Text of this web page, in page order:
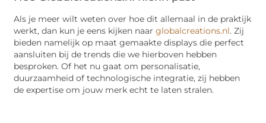
Als je meer wilt weten over hoe dit allemaal in de praktijk
werkt, dan kun je eens kijken naarglobalcreations.nl. Zij
bieden namelijk op maat gemaakte displays die perfect
aansluiten bij de trends die we hierboven hebben
besproken. Of het nu gaat om personalisatie,
duurzaamheid of technologische integratie, zij hebben
de expertise om jouw merk echt te laten stralen.